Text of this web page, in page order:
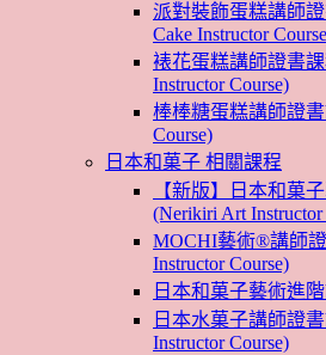
派對裝飾蛋糕講師證
Cake Instructor
裱花蛋糕講師證書課
Instructor Course)
棒棒糖蛋糕講師證書
Course)
日本和菓子 相關課程
【新版】日本和菓
(Nerikiri Art Instructor
MOCHI藝術®講師
Instructor Course)
日本和菓子藝術進
日本水菓子講師證
Instructor Course)